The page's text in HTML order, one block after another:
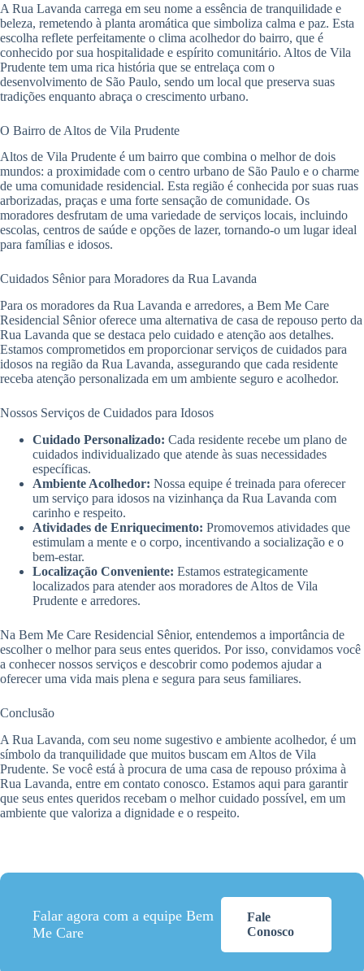
A Rua Lavanda carrega em seu nome a essência de tranquilidade e
beleza, remetendo à planta aromática que simboliza calma e paz. Esta
escolha reflete perfeitamente o clima acolhedor do bairro, que é
conhecido por sua hospitalidade e espírito comunitário. Altos de Vila
Prudente tem uma rica história que se entrelaça com o
desenvolvimento de São Paulo, sendo um local que preserva suas
tradições enquanto abraça o crescimento urbano.
O Bairro de Altos de Vila Prudente
Altos de Vila Prudente é um bairro que combina o melhor de dois
mundos: a proximidade com o centro urbano de São Paulo e o charme
de uma comunidade residencial. Esta região é conhecida por suas ruas
arborizadas, praças e uma forte sensação de comunidade. Os
moradores desfrutam de uma variedade de serviços locais, incluindo
escolas, centros de saúde e opções de lazer, tornando-o um lugar ideal
para famílias e idosos.
Cuidados Sênior para Moradores da Rua Lavanda
Para os moradores da Rua Lavanda e arredores, a Bem Me Care
Residencial Sênior oferece uma alternativa de casa de repouso perto da
Rua Lavanda que se destaca pelo cuidado e atenção aos detalhes.
Estamos comprometidos em proporcionar serviços de cuidados para
idosos na região da Rua Lavanda, assegurando que cada residente
receba atenção personalizada em um ambiente seguro e acolhedor.
Nossos Serviços de Cuidados para Idosos
Cuidado Personalizado: Cada residente recebe um plano de
cuidados individualizado que atende às suas necessidades
específicas.
Ambiente Acolhedor: Nossa equipe é treinada para oferecer
um serviço para idosos na vizinhança da Rua Lavanda com
carinho e respeito.
Atividades de Enriquecimento: Promovemos atividades que
estimulam a mente e o corpo, incentivando a socialização e o
bem-estar.
Localização Conveniente: Estamos estrategicamente
localizados para atender aos moradores de Altos de Vila
Prudente e arredores.
Na Bem Me Care Residencial Sênior, entendemos a importância de
escolher o melhor para seus entes queridos. Por isso, convidamos você
a conhecer nossos serviços e descobrir como podemos ajudar a
oferecer uma vida mais plena e segura para seus familiares.
Conclusão
A Rua Lavanda, com seu nome sugestivo e ambiente acolhedor, é um
símbolo da tranquilidade que muitos buscam em Altos de Vila
Prudente. Se você está à procura de uma casa de repouso próxima à
Rua Lavanda, entre em contato conosco. Estamos aqui para garantir
que seus entes queridos recebam o melhor cuidado possível, em um
ambiente que valoriza a dignidade e o respeito.
Falar agora com a equipe Bem
Me Care
Fale
Conosco